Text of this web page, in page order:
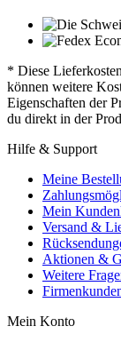
* Diese
können weitere
Eigenschaften der
du direkt in der
Hilfe & Support
Meine
Mein
Versand &
Aktionen &
Weitere
Mein Konto